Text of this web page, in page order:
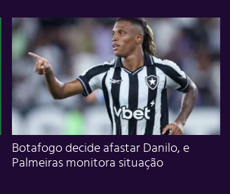
Botafogo decide afastar Danilo, e
Palmeiras monitora situação